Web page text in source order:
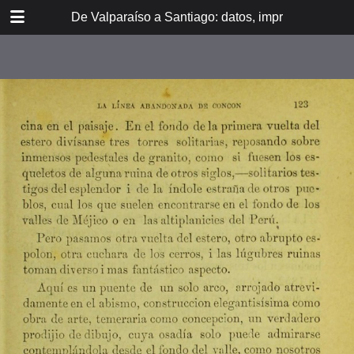
De Valparaíso a Santiago: datos, impresiones,
DOWNLOAD
Itinerario del ferrocarril de
Valparaíso a Santiago
espresamente grabado en Paris en
madera para esta obra
Dedicatoria
A los viajeros
En la Estación de Valparaíso
El banquete de inauguración i el
motín de Oyarce
Viña del Mar
Bosquejo histórico
El Salto